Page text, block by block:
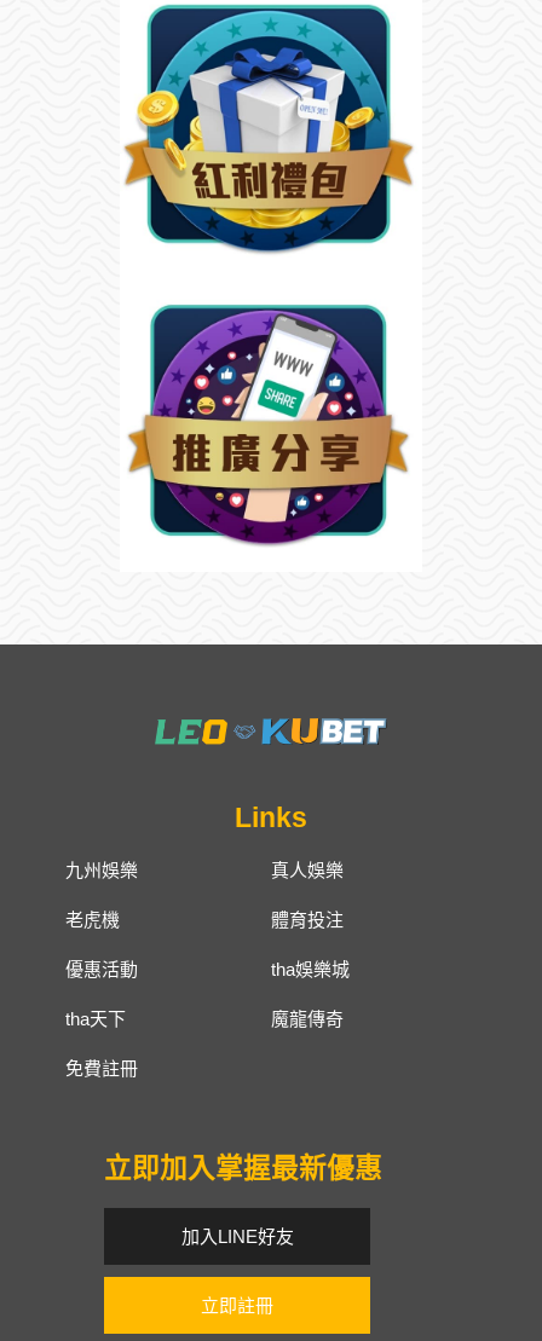
Links
九州娛樂 真人娛樂
老虎機 體育投注
優惠活動 tha娛樂城
tha天下 魔龍傳奇
免費註冊
立即加入掌握最新優惠
加入LINE好友
立即註冊